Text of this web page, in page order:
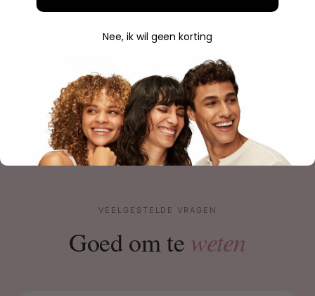
Geverifieerde aankoop
VEELGESTELDE VRAGEN
Goed om te weten
Nee, ik wil geen korting